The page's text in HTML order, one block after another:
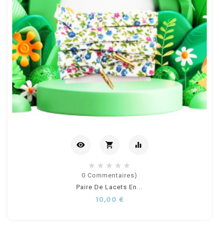
visibility shopping_cart
Ajouter
au
equalizer
0 Commentaires)
Paire De Lacets En...
10,00 €